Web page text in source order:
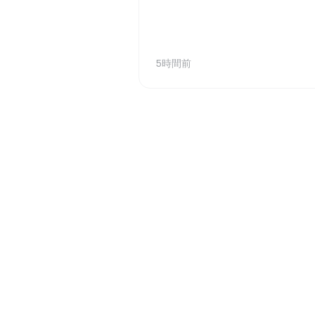
は、資源を中核的な使命上の
戦略が委員会全体の政策目標
5時間前